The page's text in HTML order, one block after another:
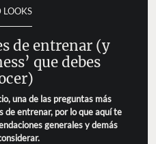
LOOKS
de entrenar (y
que debes
una de las preguntas más
de entrenar, por lo que aquí te
generales y demás